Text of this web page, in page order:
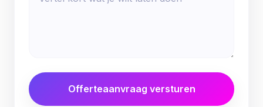
Offerteaanvraag versturen